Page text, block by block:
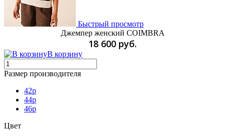
Быстрый просмотр
Джемпер женский COIMBRA
18 600 руб.
В корзину
Размер производителя
42р
44р
46р
Цвет